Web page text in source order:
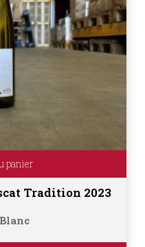
panier
Tradition 2023
Blanc